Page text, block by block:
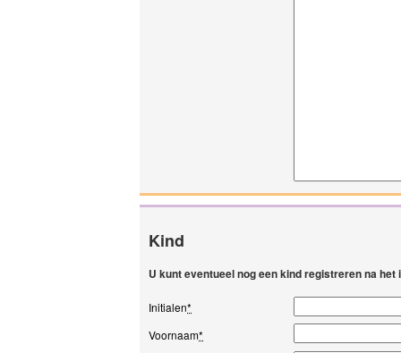
Kind
U kunt eventueel nog een kind registreren na
Initialen*
Voornaam*